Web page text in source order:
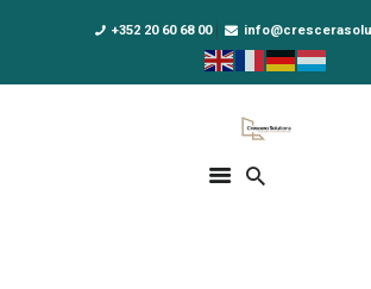
+352 20 60 68 00
Crescera
Solutions for your evolution